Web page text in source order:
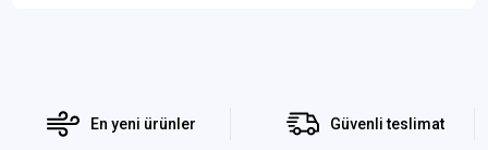
En yeni ürünler Güvenli teslimat